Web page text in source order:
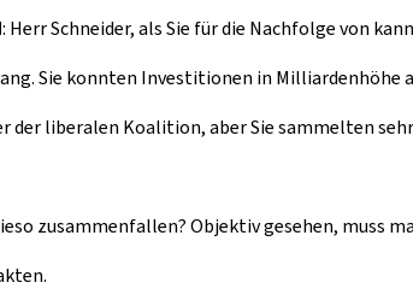
: Herr Schneider, als Sie für die Nachfolge von
Sie konnten Investitionen in Milliardenhöhe
liberalen Koalition, aber Sie sammelten
zusammenfallen? Objektiv gesehen, muss